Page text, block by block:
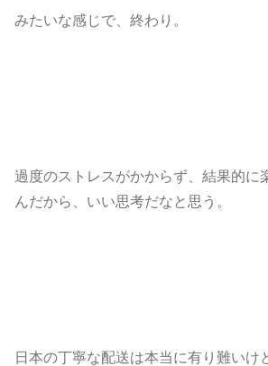
みたいな感じで、終わり。
過度のストレスがかからず、結果的に
んだから、いい思考だなと思う。
日本の丁寧な配送は本当に有り難いけ